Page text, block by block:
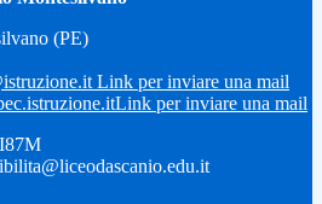
(PE)
Link per inviare una mail
Link per inviare una mail